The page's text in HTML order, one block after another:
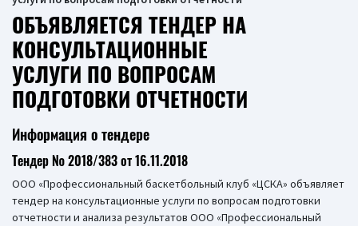
ОБЪЯВЛЯЕТСЯ ТЕНДЕР НА
КОНСУЛЬТАЦИОННЫЕ
УСЛУГИ ПО ВОПРОСАМ
ПОДГОТОВКИ ОТЧЕТНОСТИ
Информация о тендере
Тендер № 2018/383 от 16.11.2018
ООО «Профессиональный баскетбольный клуб «ЦСКА» объявляет
тендер на консультационные услуги по вопросам подготовки
отчетности и анализа результатов ООО «Профессиональный